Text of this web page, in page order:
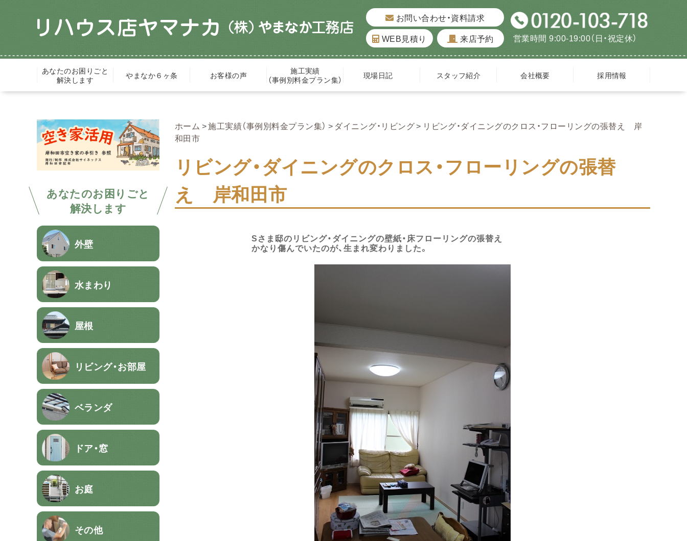
お問い合わせ・資料請求
WEB見積り
来店予約 営業時間 9:00-19:00（日・祝定休）
あなたのお困りごと
解決します
やまなか６ヶ条 お客様の声
施工実績
（事例別料金プラン集）
現場日記 スタッフ紹介 会社概要 採用情報
あなたのお困りごと
解決します
外壁
水まわり
屋根
リビング・お部屋
ベランダ
ドア・窓
お庭
その他
ホーム 施工実績（事例別料金プラン集） ダイニング・リビング
リビング・ダイニングのクロス・フローリングの張替え 岸
和田市
リビング・ダイニングのクロス・フローリングの張替
え 岸和田市
Sさま邸のリビング・ダイニングの壁紙・床フローリングの張替え
かなり傷んでいたのが、生まれ変わりました。